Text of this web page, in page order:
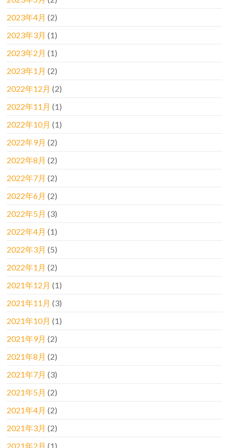
2023年4月 (2)
2023年3月 (1)
2023年2月 (1)
2023年1月 (2)
2022年12月 (2)
2022年11月 (1)
2022年10月 (1)
2022年9月 (2)
2022年8月 (2)
2022年7月 (2)
2022年6月 (2)
2022年5月 (3)
2022年4月 (1)
2022年3月 (5)
2022年1月 (2)
2021年12月 (1)
2021年11月 (3)
2021年10月 (1)
2021年9月 (2)
2021年8月 (2)
2021年7月 (3)
2021年5月 (2)
2021年4月 (2)
2021年3月 (2)
2021年2月 (1)